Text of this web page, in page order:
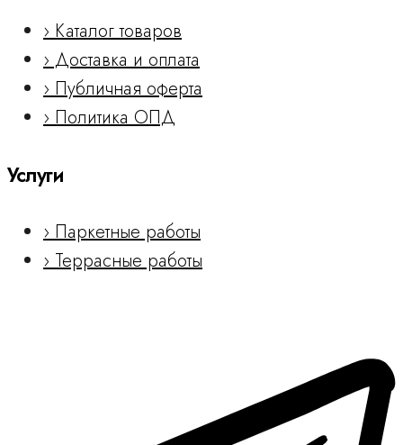
› Каталог товаров
› Доставка и оплата
› Публичная оферта
› Политика ОПД
Услуги
› Паркетные работы
› Террасные работы